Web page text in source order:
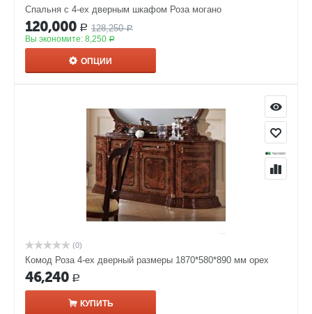
Спальня с 4-ех дверным шкафом Роза могано
120,000 Р 128,250 Р
Вы экономите: 8,250 Р
ОПЦИИ
(0)
Комод Роза 4-ех дверный размеры 1870*580*890 мм орех
46,240 Р
КУПИТЬ